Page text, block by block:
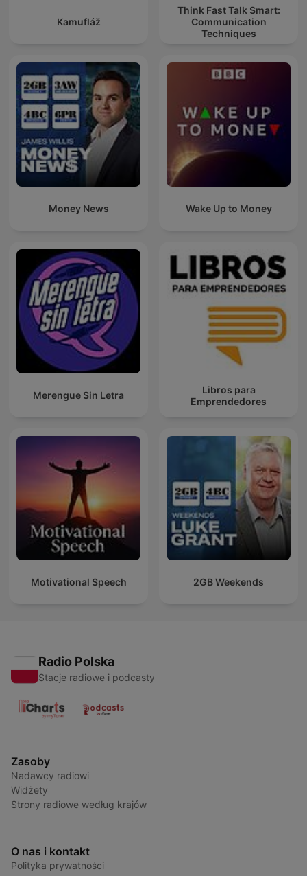
Kamufláž
Think Fast Talk Smart:
Communication
Techniques
Money News Wake Up to Money
Merengue Sin Letra
Libros para
Emprendedores
Motivational Speech 2GB Weekends
Radio Polska
Stacje radiowe i podcasty
Zasoby
Nadawcy radiowi
Widżety
Strony radiowe według krajów
O nas i kontakt
Polityka prywatności